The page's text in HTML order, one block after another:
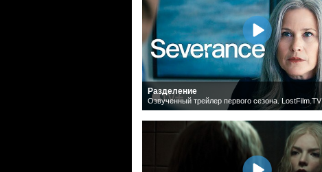
Разделение
Озвученный трейлер первого сезона. LostFilm.TV